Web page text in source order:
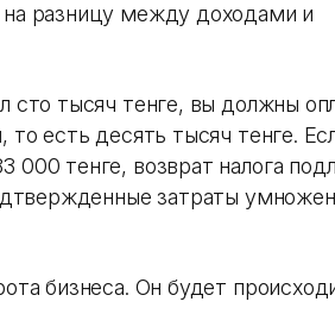
разницу между доходами и
тысяч тенге, вы должны
то есть десять тысяч тенге.
тенге, возврат налога
затраты
бизнеса. Он будет